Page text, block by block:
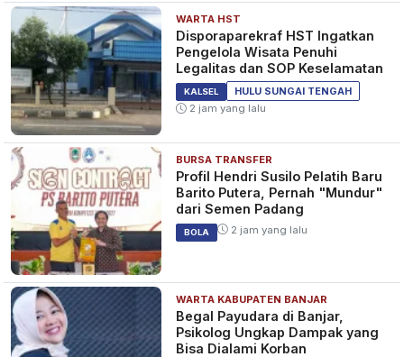
WARTA HST
Disporaparekraf HST Ingatkan
Pengelola Wisata Penuhi
Legalitas dan SOP Keselamatan
KALSEL
HULU SUNGAI TENGAH
2 jam yang lalu
BURSA TRANSFER
Profil Hendri Susilo Pelatih Baru
Barito Putera, Pernah "Mundur"
dari Semen Padang
BOLA 2 jam yang lalu
WARTA KABUPATEN BANJAR
Begal Payudara di Banjar,
Psikolog Ungkap Dampak yang
Bisa Dialami Korban